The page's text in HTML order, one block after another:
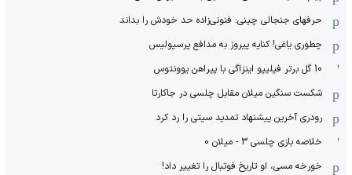
حرفهای جنجالی چینی: فنونی‌زاده حد خودش را بداند
چطوری یاغی! کنایه پیروز به مدافع پرسپولیس
10 گل برتر فیلیپو اینزاگی با پیراهن یوونتوس
شکست سنگین میلان مقابل چلسی در جاکارتا
رودری آخرین پیشنهاد تمدید سیتی را رد کرد
خلاصه بازی چلسی 3 - میلان 0
خورخه مسی، او تاریخ فوتبال را تغییر داد!